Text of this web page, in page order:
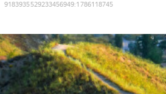
9183935529233456949:1786118745